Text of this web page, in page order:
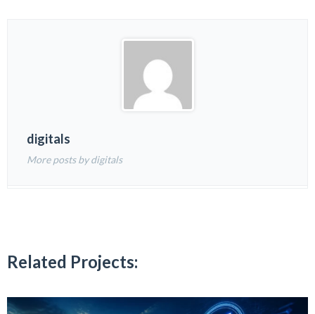
digitals
More posts by digitals
Related Projects: